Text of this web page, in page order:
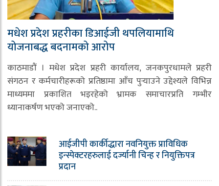
मधेश प्रदेश प्रहरीका डिआईजी थपलियामाथि
योजनाबद्ध बदनामको आरोप
काठमाडौं । मधेश प्रदेश प्रहरी कार्यालय, जनकपुरधामले प्रहरी
संगठन र कर्मचारीहरूको प्रतिष्ठामा आँच पुर्‍याउने उद्देश्यले विभिन्न
माध्यममा प्रकाशित भइरहेको भ्रामक समाचारप्रति गम्भीर
ध्यानाकर्षण भएको जनाएको..
आईजीपी कार्कीद्धारा नवनियुक्त प्राविधिक
इन्स्पेक्टरहरुलाई दर्ज्यानी चिन्ह र नियुक्तिपत्र
प्रदान